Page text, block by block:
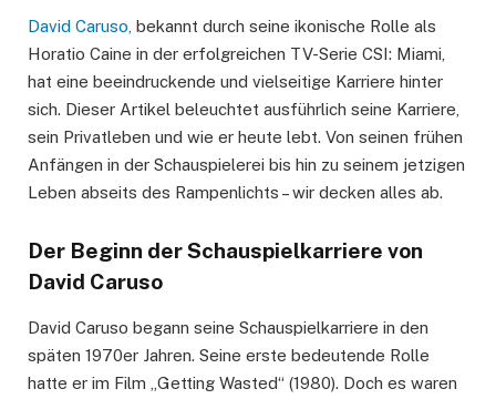
David Caruso, bekannt durch seine ikonische Rolle als
Horatio Caine in der erfolgreichen TV-Serie CSI: Miami,
hat eine beeindruckende und vielseitige Karriere hinter
sich. Dieser Artikel beleuchtet ausführlich seine Karriere,
sein Privatleben und wie er heute lebt. Von seinen frühen
Anfängen in der Schauspielerei bis hin zu seinem jetzigen
Leben abseits des Rampenlichts – wir decken alles ab.
Der Beginn der Schauspielkarriere von
David Caruso
David Caruso begann seine Schauspielkarriere in den
späten 1970er Jahren. Seine erste bedeutende Rolle
hatte er im Film „Getting Wasted“ (1980). Doch es waren